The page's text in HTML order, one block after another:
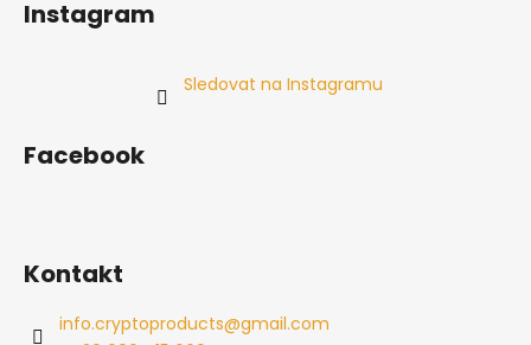
Instagram
Sledovat na Instagramu
Facebook
Kontakt
info.cryptoproducts@gmail.com